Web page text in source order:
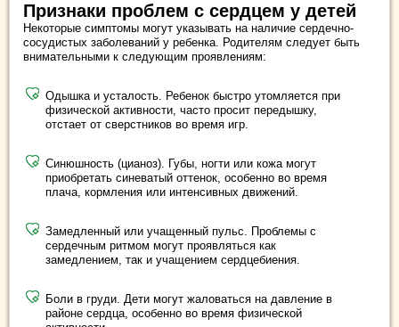
Признаки проблем с сердцем у детей
Некоторые симптомы могут указывать на наличие сердечно-
сосудистых заболеваний у ребенка. Родителям следует быть
внимательными к следующим проявлениям:
Одышка и усталость. Ребенок быстро утомляется при
физической активности, часто просит передышку,
отстает от сверстников во время игр.
Синюшность (цианоз). Губы, ногти или кожа могут
приобретать синеватый оттенок, особенно во время
плача, кормления или интенсивных движений.
Замедленный или учащенный пульс. Проблемы с
сердечным ритмом могут проявляться как
замедлением, так и учащением сердцебиения.
Боли в груди. Дети могут жаловаться на давление в
районе сердца, особенно во время физической